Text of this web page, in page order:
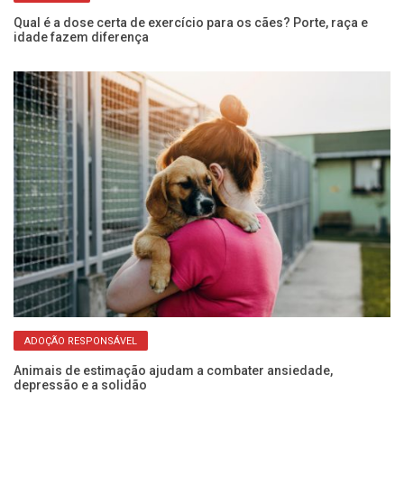
Qual é a dose certa de exercício para os cães? Porte, raça e
idade fazem diferença
ADOÇÃO RESPONSÁVEL
Animais de estimação ajudam a combater ansiedade,
depressão e a solidão